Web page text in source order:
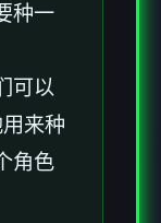
种一
可以
来种
角色